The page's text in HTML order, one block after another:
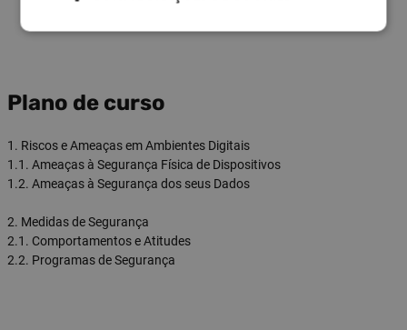
Plano de curso
1. Riscos e Ameaças em Ambientes Digitais
1.1. Ameaças à Segurança Física de Dispositivos
1.2. Ameaças à Segurança dos seus Dados
2. Medidas de Segurança
2.1. Comportamentos e Atitudes
2.2. Programas de Segurança